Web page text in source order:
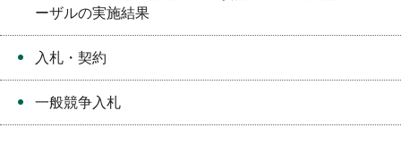
ーザルの実施結果
入札・契約
一般競争入札